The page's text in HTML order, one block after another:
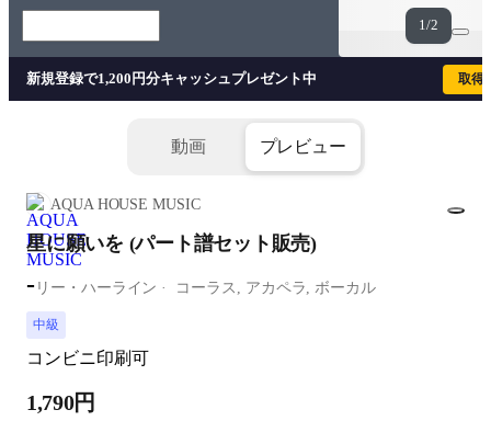
1/2
新規登録で1,200円分キャッシュプレゼント中 取得
動画 プレビュー
AQUA HOUSE MUSIC
星に願いを (パート譜セット販売)
- リー・ハーライン コーラス, アカペラ,ボーカル
中級
コンビニ印刷可
1,790円